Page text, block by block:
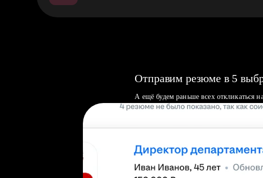
Отправим резюме в 5
А ещё будем раньше всех откликаться